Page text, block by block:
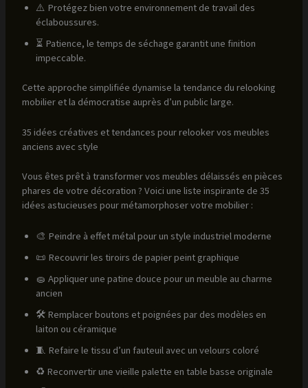
⚠️ Protégez bien votre environnement de travail des
éclaboussures.
⏳ Patience, le temps de séchage garantit une finition
impeccable.
Cette approche simplifiée dynamise la tendance du relooking
mobilier et la démocratise auprès d’un public large.
35 idées créatives et tendances pour relooker vos meubles
anciens avec style
Vous êtes prêt à transformer vos meubles délaissés en pièces
phares de votre décoration ? Voici une liste inspirante de 35
idées astucieuses pour métamorphoser votre mobilier :
🎨 Peindre à effet métal pour un style industriel moderne
📜 Recouvrir les tiroirs de papier peint graphique
🧽 Appliquer une patine douce pour un meuble au charme
ancien
🛠 Remplacer boutons et poignées par des modèles en
laiton ou céramique
🧵 Refaire le tissu d’un fauteuil avec un velours coloré
♻️ Reconvertir une vieille palette en table basse originale